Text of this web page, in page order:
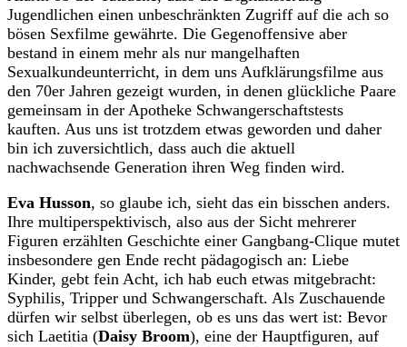
Jugendlichen einen unbeschränkten Zugriff auf die ach so
bösen Sexfilme gewährte. Die Gegenoffensive aber
bestand in einem mehr als nur mangelhaften
Sexualkundeunterricht, in dem uns Aufklärungsfilme aus
den 70er Jahren gezeigt wurden, in denen glückliche Paare
gemeinsam in der Apotheke Schwangerschaftstests
kauften. Aus uns ist trotzdem etwas geworden und daher
bin ich zuversichtlich, dass auch die aktuell
nachwachsende Generation ihren Weg finden wird.
Eva Husson, so glaube ich, sieht das ein bisschen anders.
Ihre multiperspektivisch, also aus der Sicht mehrerer
Figuren erzählten Geschichte einer Gangbang-Clique mutet
insbesondere gen Ende recht pädagogisch an: Liebe
Kinder, gebt fein Acht, ich hab euch etwas mitgebracht:
Syphilis, Tripper und Schwangerschaft. Als Zuschauende
dürfen wir selbst überlegen, ob es uns das wert ist: Bevor
sich Laetitia (Daisy Broom), eine der Hauptfiguren, auf